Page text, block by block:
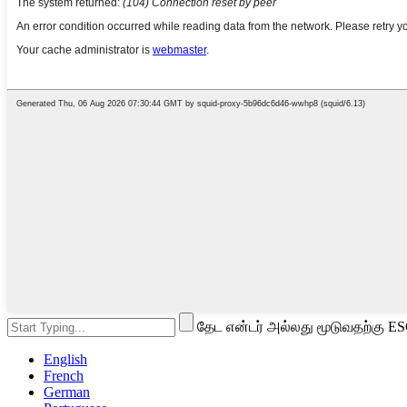
தேட என்டர் அல்லது மூடுவதற்கு
English
French
German